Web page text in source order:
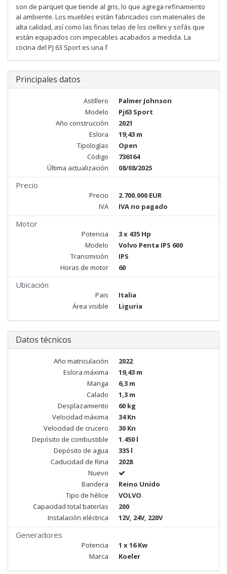
son de parquet que tiende al gris, lo que agrega refinamiento
al ambiente. Los muebles están fabricados con materiales de
alta calidad, así como las finas telas de los ciellini y sofás que
están equipados con impecables acabados a medida. La
cocina del PJ 63 Sport es una f
Principales datos
Astillero
Palmer Johnson
Modelo
Pj63 Sport
Año construcciòn
2021
Eslora
19,43 m
Tipologías
Open
Código
736164
Última actualización
08/08/2025
Precio
Precio
2.700.000 EUR
IVA
IVA no pagado
Motor
Potencia
3 x 435 Hp
Modelo
Volvo Penta IPS 600
Transmisión
IPS
Horas de motor
60
Ubicación
Pais
Italia
Área visible
Liguria
Datos técnicos
Año matriculación
2022
Eslora máxima
19,43 m
Manga
6,3 m
Calado
1,3 m
Desplazamiento
60 kg
Velocidad máxima
34 Kn
Velocidad de crucero
30 Kn
Depósito de combustible
1.450 l
Depósito de agua
335 l
Caducidad de Rina
2028
Nuevo
Bandera
Reino Unido
Tipo de hélice
VOLVO
Capacidad total baterías
200
Instalación eléctrica
12V, 24V, 220V
Generadores
Potencia
1 x 16 Kw
Marca
Koeler